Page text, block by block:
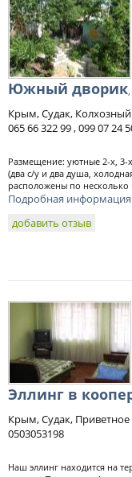
Южный дворик
Крым, Судак,
065 66 322 99 , 099 07 24
Размещение: уютные 2-х, 3-
(два с/у и два душа,
расположены по несколько
Подробная информация
добавить отзыв
Эллинг в
Крым, Судак, Приветное
0503053198
Наш эллинг находится на